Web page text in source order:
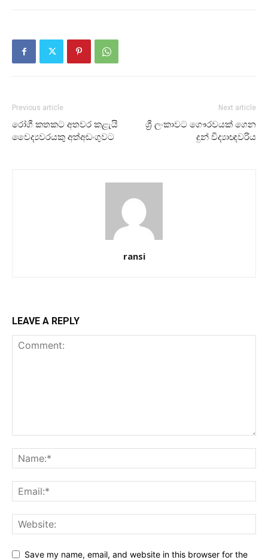
Previous article
රෝගී කතකට අතවර කළැයි
වෛද්‍යවරයකු අත්අඩංගුවට
Next article
ශ්‍රී ලංකාවට ගෞරවයක් ගෙන
දුන් විද්‍යාඥවරිය
ransi
LEAVE A REPLY
Save my name, email, and website in this browser for the